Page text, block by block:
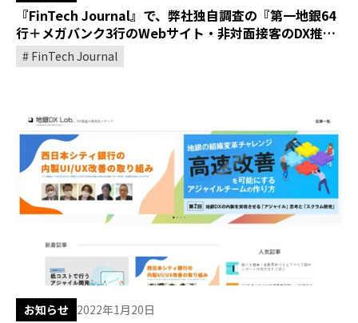
『FinTech Journal』で、弊社独自調査の『第一地銀64
行＋メガバンク3行のWebサイト・非対面接客のDX推進
レポート』が紹介されました。
FinTech Journal
お知らせ 2022年1月20日